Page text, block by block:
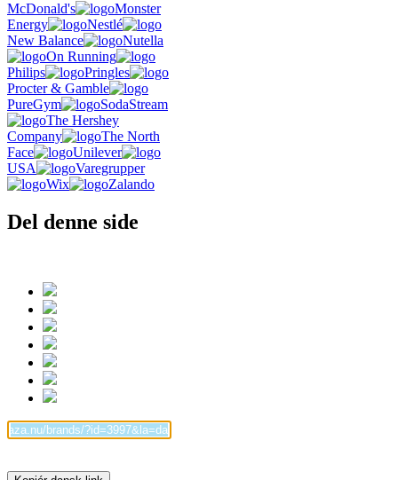
McDonald's
Monster
Energy
Nestlé
New Balance
Nutella
On Running
Philips
Pringles
Procter & Gamble
PureGym
SodaStream
The Hershey
Company
The North
Face
Unilever
USA
Varegrupper
Wix
Zalando
Del denne side